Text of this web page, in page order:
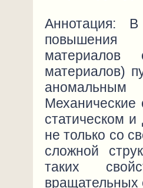
Аннотация:
повышения
материалов
материалов)
Механические
статическом
не только со
сложной
таких
вращательных